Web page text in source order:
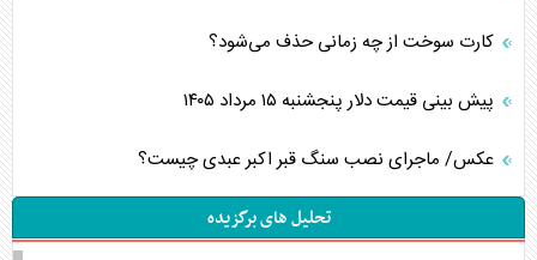
کارت سوخت از چه زمانی حذف می‌شود؟
پیش بینی قیمت دلار پنجشنبه ۱۵ مرداد ۱۴۰۵
عکس/ ماجرای نصب سنگ قبر اکبر عبدی چیست؟
تحلیل های برگزیده